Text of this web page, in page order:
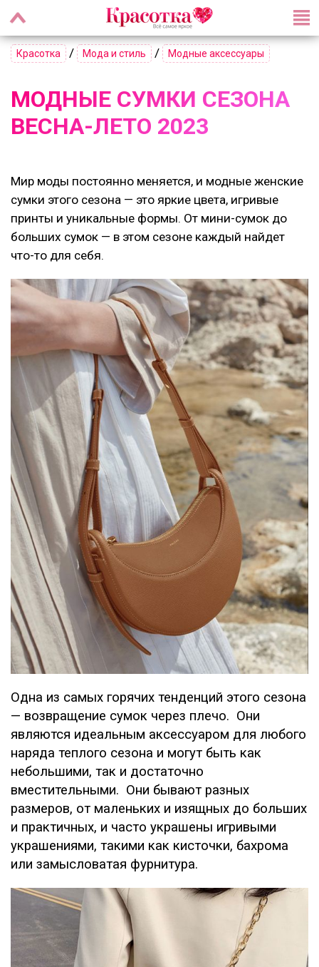
Красотка / Мода и стиль / Модные аксессуары
МОДНЫЕ СУМКИ СЕЗОНА
ВЕСНА-ЛЕТО 2023
Мир моды постоянно меняется, и модные женские
сумки этого сезона — это яркие цвета, игривые
принты и уникальные формы. От мини-сумок до
больших сумок — в этом сезоне каждый найдет
что-то для себя.
Одна из самых горячих тенденций этого сезона
— возвращение сумок через плечо. Они
являются идеальным аксессуаром для любого
наряда теплого сезона и могут быть как
небольшими, так и достаточно
вместительными. Они бывают разных
размеров, от маленьких и изящных до больших
и практичных, и часто украшены игривыми
украшениями, такими как кисточки, бахрома
или замысловатая фурнитура.